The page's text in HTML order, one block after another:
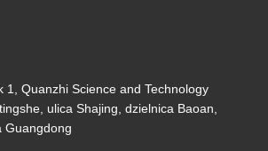
1, Quanzhi Science and Technology
ulica Shajing, dzielnica Baoan,
Guangdong